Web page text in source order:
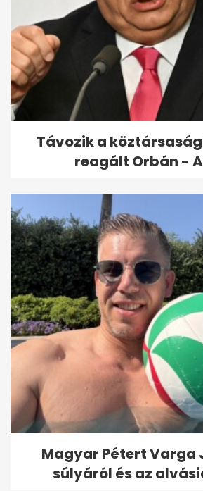
Távozik a
reagált Orbán -
Magyar Pétert Varga
súlyáról és az